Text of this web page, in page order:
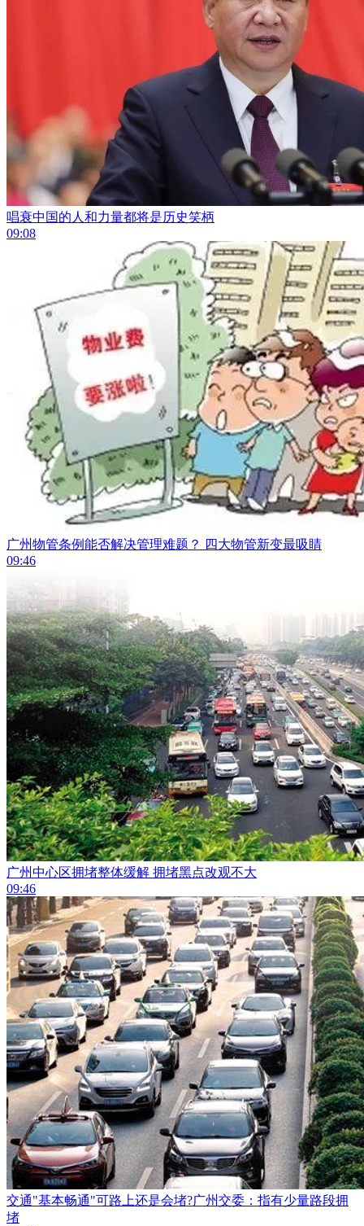
唱衰中国的人和力量都将是历史笑柄
09:08
广州物管条例能否解决管理难题？ 四大物管新变最吸睛
09:46
广州中心区拥堵整体缓解 拥堵黑点改观不大
09:46
交通"基本畅通"可路上还是会堵?广州交委：指有少量路段拥
堵